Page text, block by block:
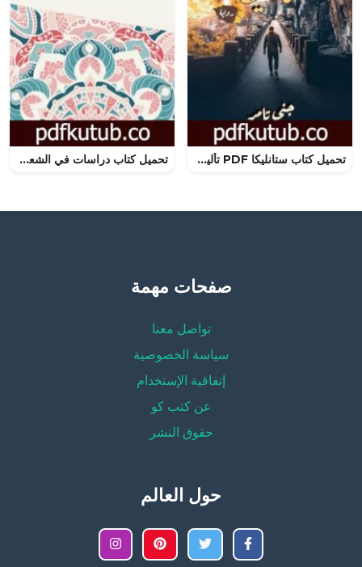
تحميل كتاب ستانليكا PDF تأليف جنى تامر مجانا [كامل] تحميل كتاب دراسات في الشعر في عصر الأيوبيين PDF تأليف محمد كامل حسين مجانا [كامل]
صفحات مهمة
تواصل معنا
سياسة الخصوصية
إتفاقية الإستخدام
عن كتب كو
حقوق النشر
حول العالم